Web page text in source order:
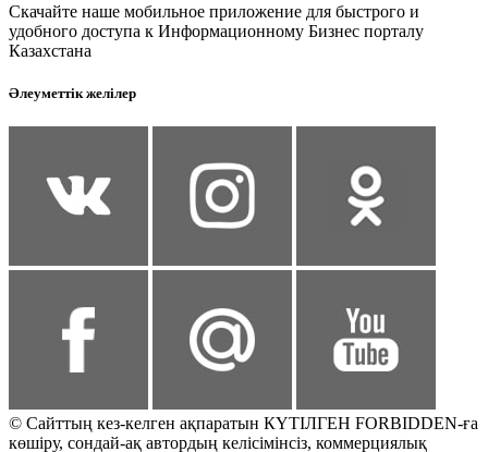
Скачайте наше мобильное приложение для быстрого и
удобного доступа к Информационному Бизнес порталу
Казахстана
Әлеуметтік желілер
© Сайттың кез-келген ақпаратын КҮТІЛГЕН FORBIDDEN-ға
көшіру, сондай-ақ автордың келісімінсіз, коммерциялық